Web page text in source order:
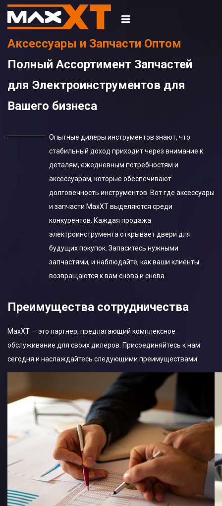
Аксессуары и Запчасти Оптом
Полный Ассортимент Запчастей
для Электроинструментов для
Вашего бизнеса
Опытные дилеры инструментов знают, что
стабильный доход приходит через внимание к
деталям, ежедневным потребностям и
аксессуарам, которые обеспечивают
долговечность инструментов. Вот где аксессуары
и запчасти MaxXT выделяются среди
конкурентов. Каждая продажа
электроинструмента открывает двери для
будущих покупок. Запаситесь нужными
запчастями, и наблюдайте, как ваши клиенты
возвращаются к вам снова и снова.
Преимущества cотрудничества
MaxXT — это партнер, предлагающий комплексное
обслуживание для своих дилеров. Присоединяйтесь к нам
сегодня и наслаждайтесь следующими преимуществами: